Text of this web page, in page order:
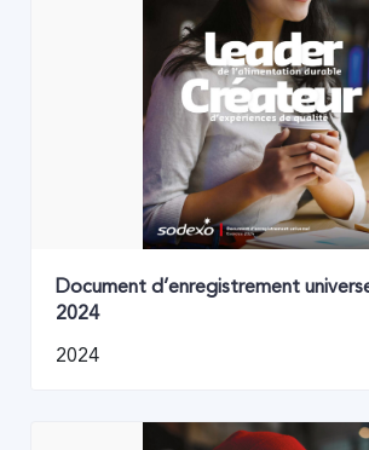
Document d’enregistrement
2024
2024